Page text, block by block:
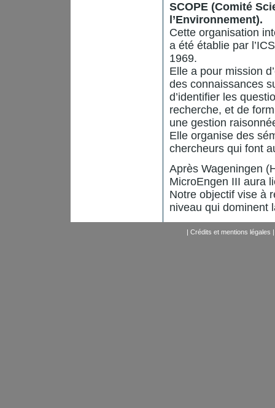
SCOPE (Comité
l’Environnement).
Cette organisation
a été établie par
1969.
Elle a pour mission
des connaissances
d’identifier les
recherche, et de
une gestion
Elle organise des
chercheurs qui font
Après Wageningen
MicroEngen III aura
Notre objectif vise à
niveau qui dominent
| Crédits et mentions légales